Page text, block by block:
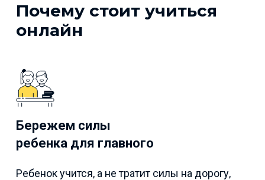
Почему стоит учиться
онлайн
Бережем силы
ребенка для главного
Ребенок учится, а не тратит силы на дорогу,